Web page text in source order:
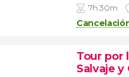
7h 30m
Tour por
Salvaje y